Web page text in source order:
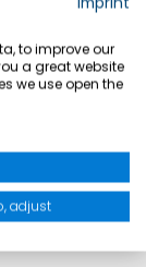
to improve our
a great website
we use open the
adjust